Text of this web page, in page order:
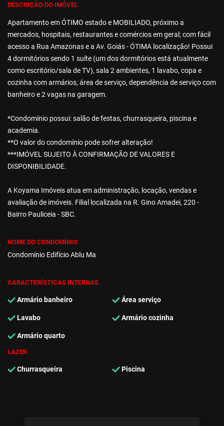
DESCRIÇÃO DO IMÓVEL
Apartamento em ÓTIMO estado e MOBILIADO, próximo a
mercados, hospitais, restaurantes e comércios em geral; com fácil
acesso a Rua Amazonas e a Av. Goiás - ÓTIMA localização! Possui
4 dormitórios sendo 1 suíte (um dos dormitórios está atualmente
como escritório/sala de TV), sala 2 ambientes, 1 lavabo, copa e
cozinha com armários, área de serviço, dependência de serviço com
banheiro e 2 vagas na garagem.
*Condomínio possui: salão de festas, churrasqueira, piscina e
academia.
**O valor do condomínio pode sofrer alteração!
***IMÓVEL SUJEITO À CONFIRMAÇÃO DE VALORES E
DISPONIBILIDADE.
A Koyama Imóveis atua em administração, locação, vendas e
avaliação de imóveis. Filial localizada na R. Gino Amadei, 220 -
Bairro Pauliceia - SBC.
NOME DO CONDOMÍNIO
Condomínio Edifício Ablu Ma
CARACTERÍSTICAS INTERNAS
Armário banheiro Área serviço
Lavabo Armário cozinha
Armário quarto
LAZER
Churrasqueira Piscina